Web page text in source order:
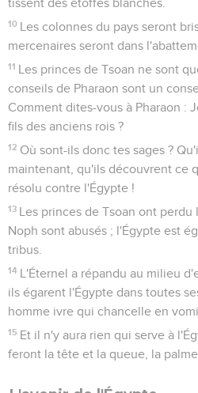
tissent des étoffes blanches.
10 Les colonnes du pays seront
mercenaires seront dans
11 Les princes de Tsoan ne sont
conseils de Pharaon sont un
Comment dites-vous à Pharaon :
fils des anciens rois ?
12 Où sont-ils donc tes sages ?
maintenant, qu'ils découvrent ce
résolu contre l'Égypte !
13 Les princes de Tsoan ont perdu
Noph sont abusés ; l'Égypte est
tribus.
14 L'Éternel a répandu au milieu
ils égarent l'Égypte dans toutes
homme ivre qui chancelle en
15 Et il n'y aura rien qui serve à
feront la tête et la queue, la